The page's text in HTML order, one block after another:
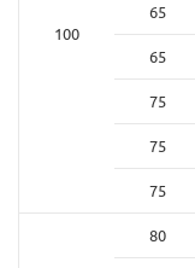
100
65
65
75
75
75
80